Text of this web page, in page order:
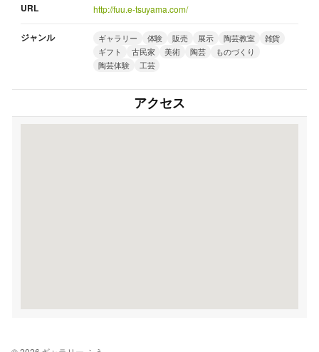
URL http://fuu.e-tsuyama.com/
ジャンル ギャラリー 体験 販売 展示 陶芸教室
雑貨
ギフト
古民家 美術 陶芸
ものづくり
陶芸体験
工芸
アクセス